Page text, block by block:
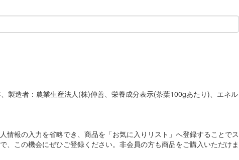
製造者：農業生産法人(株)仲善、栄養成分表示(茶葉100gあたり)、エネル
報の入力を省略でき、商品を「お気に入りリスト」へ登録することでス
この機会にぜひご登録ください。非会員の方も商品をご購入いただけま